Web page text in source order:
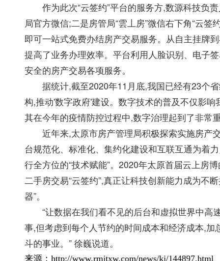
作为此次“云签约”平台的服务方,数源科技负
局官方微信;二是房管局“雲丄房”微信右下角“云
即可一站式免费办结房产交易服务。从自主挂牌
提高了业务办理效率。平台利用人脸识别、电子
安全的房产交易各项服务。
据统计,截至2020年11月底,我国已经有23个省
构,推动'数字政府'建设。数字技术的普及不仅影
其在今年的疫情防控过程中,数字治理起到了非常
近年来,太原市房产管理局积极探索实施房产
台规范化、标准化、集约化建设和互联互通为着
行全方位的“技术赋能”。2020年太原首届云上房
二手房交易“云签约”,真正让科技创新能力成为不
器”。
“让数据在我们看不见的后台和虚拟世界中高
事,但考虑到每个人节约的时间成本和经济成本,
斗的事业。” 徐巍说道。
来源：http://www.rmjtxw.com/news/kj/144897.html